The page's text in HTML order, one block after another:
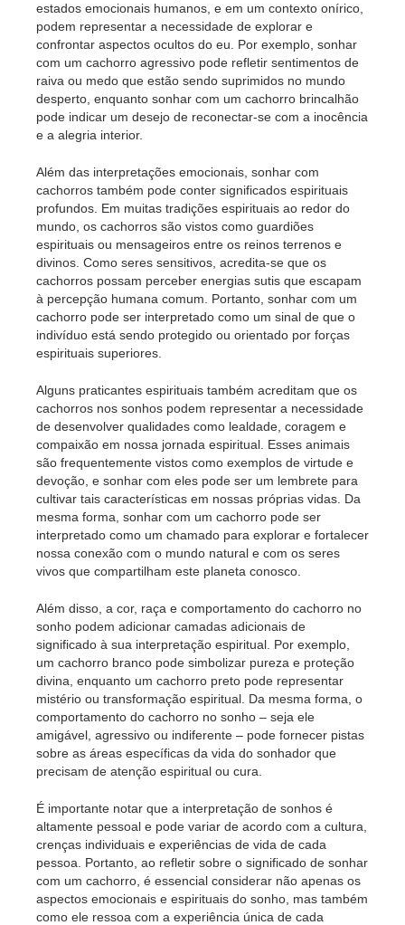
estados emocionais humanos, e em um contexto onírico,
podem representar a necessidade de explorar e
confrontar aspectos ocultos do eu. Por exemplo, sonhar
com um cachorro agressivo pode refletir sentimentos de
raiva ou medo que estão sendo suprimidos no mundo
desperto, enquanto sonhar com um cachorro brincalhão
pode indicar um desejo de reconectar-se com a inocência
e a alegria interior.
Além das interpretações emocionais, sonhar com
cachorros também pode conter significados espirituais
profundos. Em muitas tradições espirituais ao redor do
mundo, os cachorros são vistos como guardiões
espirituais ou mensageiros entre os reinos terrenos e
divinos. Como seres sensitivos, acredita-se que os
cachorros possam perceber energias sutis que escapam
à percepção humana comum. Portanto, sonhar com um
cachorro pode ser interpretado como um sinal de que o
indivíduo está sendo protegido ou orientado por forças
espirituais superiores.
Alguns praticantes espirituais também acreditam que os
cachorros nos sonhos podem representar a necessidade
de desenvolver qualidades como lealdade, coragem e
compaixão em nossa jornada espiritual. Esses animais
são frequentemente vistos como exemplos de virtude e
devoção, e sonhar com eles pode ser um lembrete para
cultivar tais características em nossas próprias vidas. Da
mesma forma, sonhar com um cachorro pode ser
interpretado como um chamado para explorar e fortalecer
nossa conexão com o mundo natural e com os seres
vivos que compartilham este planeta conosco.
Além disso, a cor, raça e comportamento do cachorro no
sonho podem adicionar camadas adicionais de
significado à sua interpretação espiritual. Por exemplo,
um cachorro branco pode simbolizar pureza e proteção
divina, enquanto um cachorro preto pode representar
mistério ou transformação espiritual. Da mesma forma, o
comportamento do cachorro no sonho – seja ele
amigável, agressivo ou indiferente – pode fornecer pistas
sobre as áreas específicas da vida do sonhador que
precisam de atenção espiritual ou cura.
É importante notar que a interpretação de sonhos é
altamente pessoal e pode variar de acordo com a cultura,
crenças individuais e experiências de vida de cada
pessoa. Portanto, ao refletir sobre o significado de sonhar
com um cachorro, é essencial considerar não apenas os
aspectos emocionais e espirituais do sonho, mas também
como ele ressoa com a experiência única de cada